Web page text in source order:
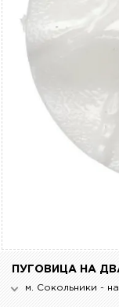
ПУГОВИЦА НА
м. Сокольники -